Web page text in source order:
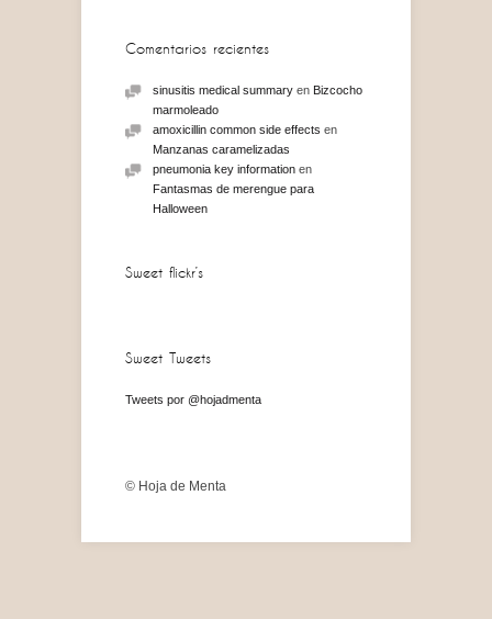
Comentarios recientes
sinusitis medical summary en Bizcocho
marmoleado
amoxicillin common side effects en
Manzanas caramelizadas
pneumonia key information en
Fantasmas de merengue para
Halloween
Sweet flickr’s
Sweet Tweets
Tweets por @hojadmenta
© Hoja de Menta